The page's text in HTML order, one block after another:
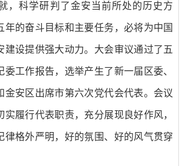
，科学研判了金安当前所处的历史方
年的奋斗目标和主要任务，必将为中国
建设提供强大动力。大会审议通过了五
委工作报告，选举产生了新一届区委、
金安区出席市第六次党代会代表。会议
实履行代表职责，充分展现良好作风，
律格外严明，好的氛围、好的风气贯穿